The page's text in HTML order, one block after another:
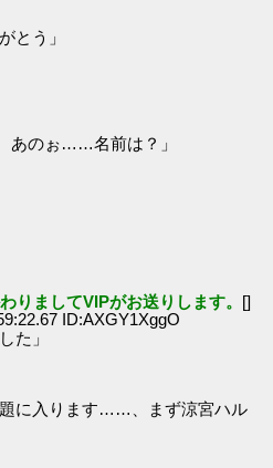
とう」
あのぉ……名前は？」
りましてVIPがお送りします。 []
ID:AXGY1XggO
た」
に入ります……、まず涼宮ハル